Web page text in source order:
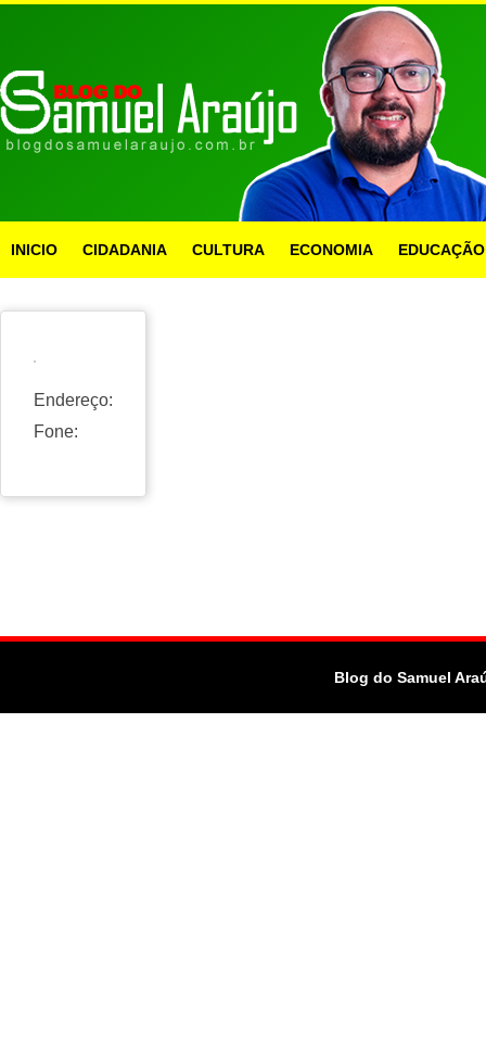
INICIO CIDADANIA CULTURA ECONOMIA EDUCAÇÃO
Endereço:
Fone:
Blog do Samuel